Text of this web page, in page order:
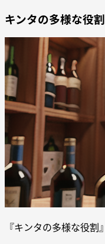
キンタの多様な役割
『キンタの多様な役割』